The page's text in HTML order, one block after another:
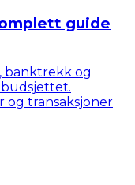
guide
banktrekk og
og transaksjoner